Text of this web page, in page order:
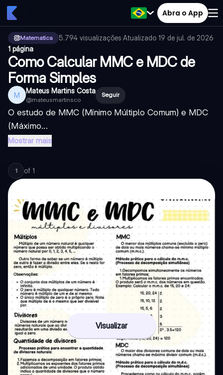
Abra o App
Matematica 5.794 visualizações·Atualizado 19 de jul. de 2026·
1 página
Como Calcular MMC e MDC de
Forma Simples
M Mateus Martins Costa
@mateusmartinsco
Seguir
O estudo de MMC (Mínimo Múltiplo Comum) e MDC
(Máximo...
Mostrar mais
1 of 1
Visualizar